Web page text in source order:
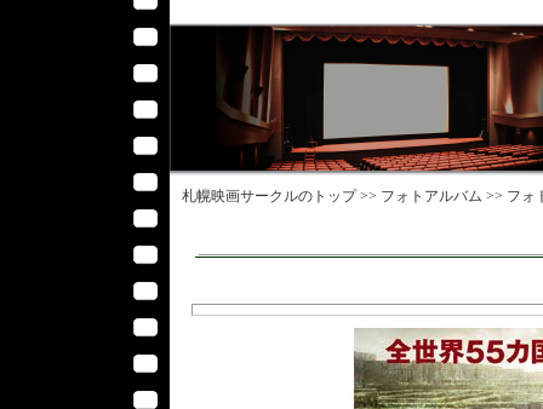
札幌映画サークルのトップ >> フォトアルバム >> フォ